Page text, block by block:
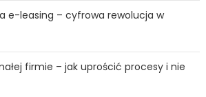
e-leasing – cyfrowa rewolucja w
firmie – jak uprościć procesy i nie